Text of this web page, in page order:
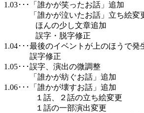
1.03･･･「誰かが笑ったお話」追加
「誰かが泣いたお話」立ち絵変
ほんの少し文章追加
誤字・脱字修正
1.04･･･最後のイベントが上のほうで発
誤字修正
1.05･･･誤字、演出の微調整
「誰かが紡ぐお話」追加
1.06･･･「誰かが壊すお話」追加
１話、２話の立ち絵変更
１話の一部演出変更